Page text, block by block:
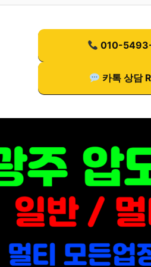
010-
카톡 상담